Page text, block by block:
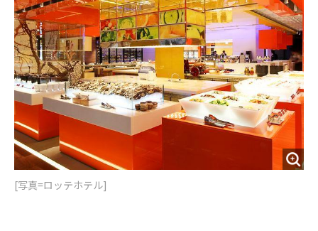
[写真=ロッテホテル]